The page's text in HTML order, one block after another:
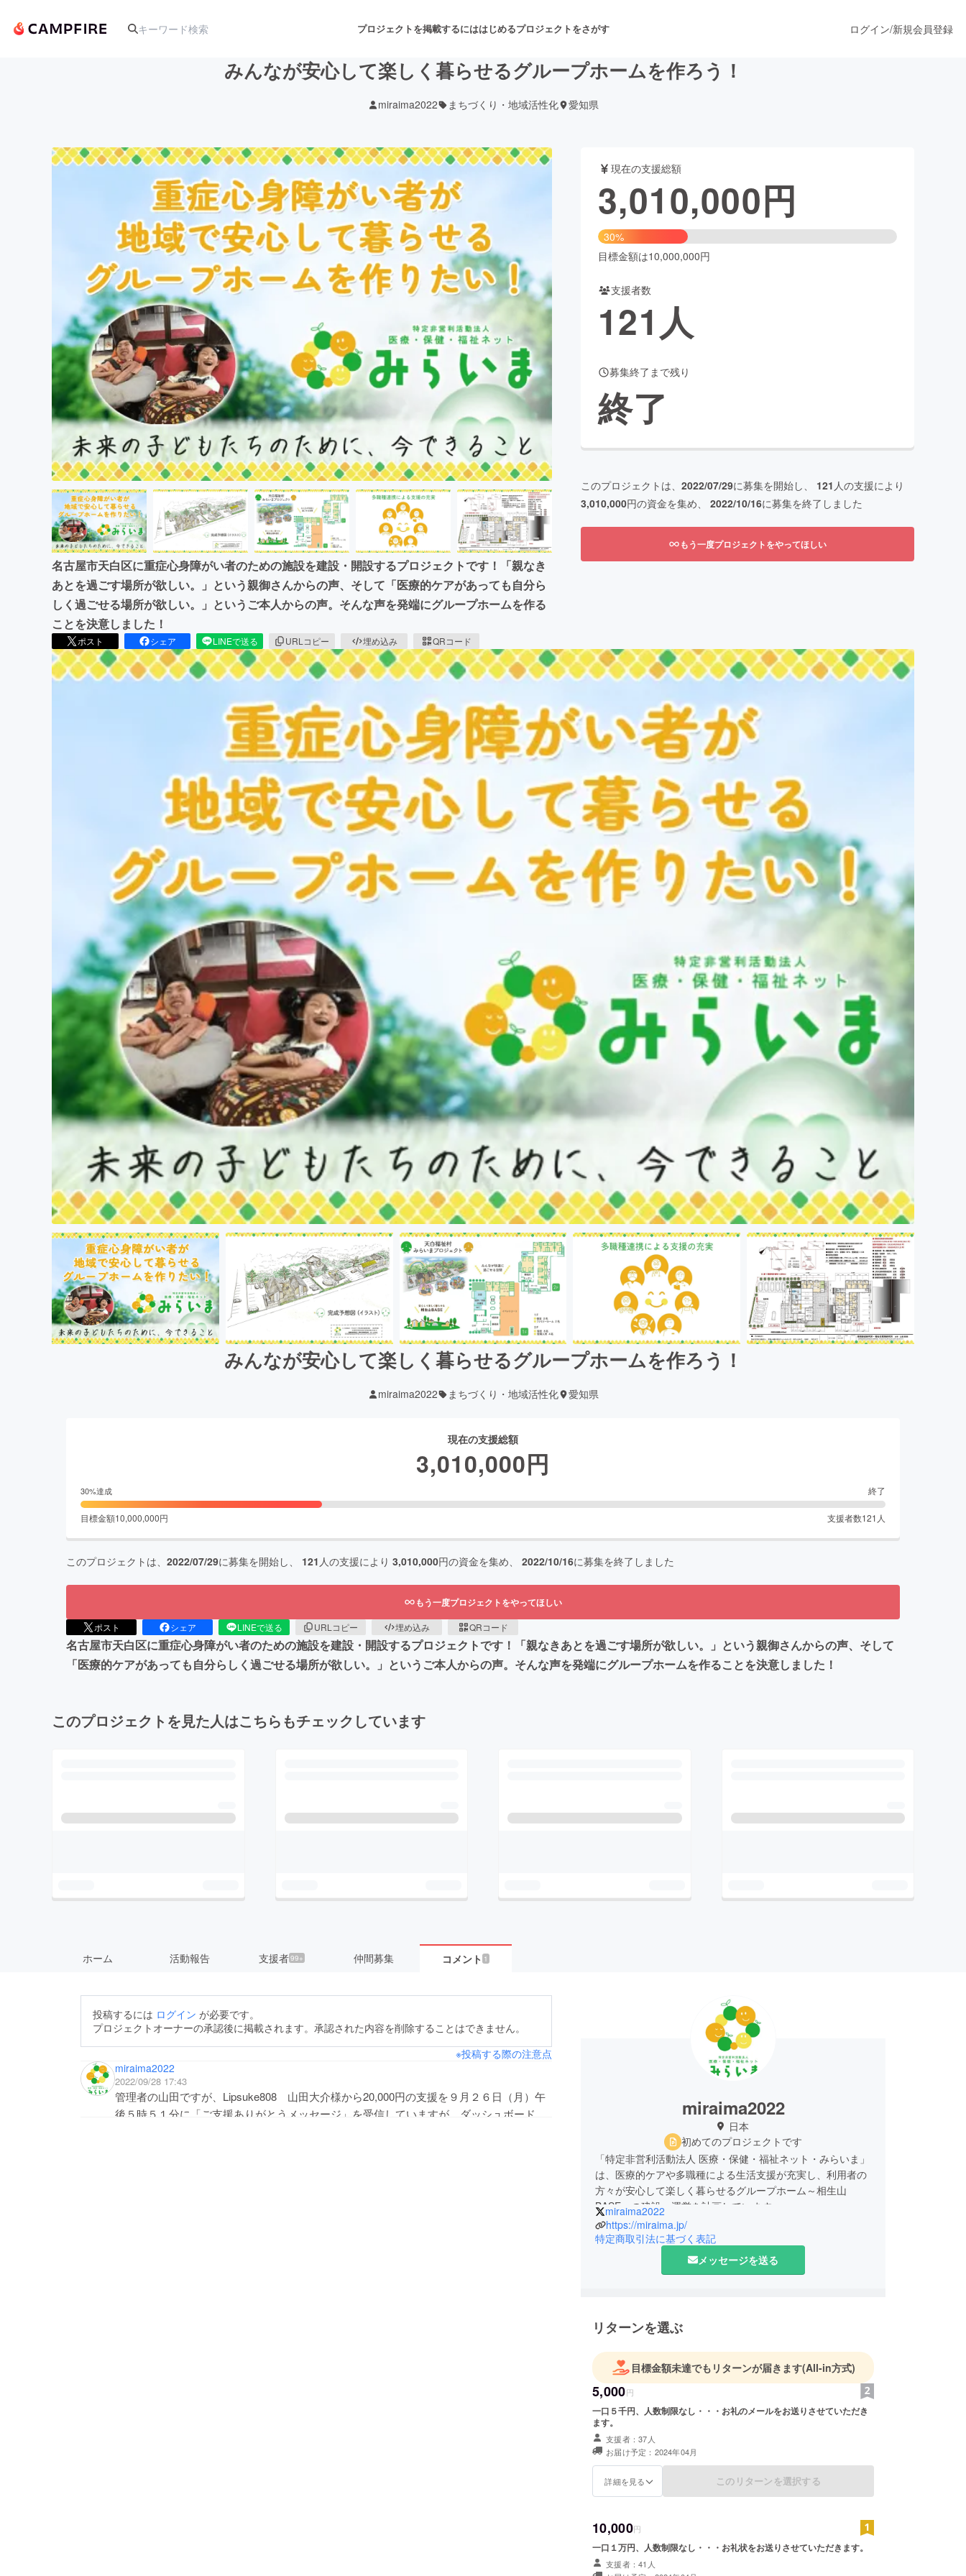
プロジェクトを掲載するにははじめるプロジェクトをさがす
アート・写真 音楽 舞台・パフォーマンス
テクノロジー・ガジェット ゲーム・サービス開発 ファッション
映像・映画 書籍・雑誌出版
ビジネス・起業 チャレンジ ビューティー・ヘルスケア
まちづくり・地域活性化
CAMPFIRE for Social Good
CAMPFIRE Creation
CAMPFIREふるさと納税
machi-ya コミュニティ
ログイン/新規会員登録
みんなが安心して楽しく暮らせるグループホームを作ろう！
miraima2022 まちづくり・地域活性化 愛知県
名古屋市天白区に重症心身障がい者のための施設を建設・開設するプロジェクトです！「親なき
あとを過ごす場所が欲しい。」という親御さんからの声、そして「医療的ケアがあっても自分ら
しく過ごせる場所が欲しい。」というご本人からの声。そんな声を発端にグループホームを作る
ことを決意しました！
ポスト シェア LINEで送る URLコピー 埋め込み QRコード
現在の支援総額
3,010,000円
30%
目標金額は10,000,000円
支援者数
121人
募集終了まで残り
終了
このプロジェクトは、 2022/07/29に募集を開始し、 121 人の支援により
3,010,000円の資金を集め、 2022/10/16に募集を終了しました
もう一度プロジェクトをやってほしい
みんなが安心して楽しく暮らせるグループホームを作ろう！
miraima2022 まちづくり・地域活性化 愛知県
現在の支援総額
3,010,000円
30%達成 終了
目標金額10,000,000円 支援者数121 人
このプロジェクトは、 2022/07/29に募集を開始し、 121 人の支援により 3,010,000円の資金を集め、 2022/10/16に募集を終了しました
もう一度プロジェクトをやってほしい
ポスト シェア LINEで送る URLコピー 埋め込み QRコード
名古屋市天白区に重症心身障がい者のための施設を建設・開設するプロジェクトです！「親なきあとを過ごす場所が欲しい。」という親御さんからの声、そして
「医療的ケアがあっても自分らしく過ごせる場所が欲しい。」というご本人からの声。そんな声を発端にグループホームを作ることを決意しました！
このプロジェクトを見た人はこちらもチェックしています
ホーム 活動報告 支援者99+ 仲間募集 コメント 1
投稿するには ログイン が必要です。
プロジェクトオーナーの承認後に掲載されます。承認された内容を削除することはできません。
※投稿する際の注意点
miraima2022
2022/09/28 17:43
管理者の山田ですが、Lipsuke808 山田大介様から20,000円の支援を９月２６日（月）午
後５時５１分に「ご支援ありがとうメッセージ」を受信していますが、ダッシュボードに
miraima2022
日本
初めてのプロジェクトです
「特定非営利活動法人 医療・保健・福祉ネット・みらいま」
は、医療的ケアや多職種による生活支援が充実し、利用者の
方々が安心して楽しく暮らせるグループホーム～相生山
BASE～の建設・運営を計画しています。
さまざまな機関のご協力を得つつ、令和５年建設、令和6年
開設をめざしています。
施設建設・開設のための資金を集めております。
miraima2022
https://miraima.jp/
特定商取引法に基づく表記
メッセージを送る
リターンを選ぶ
目標金額未達でもリターンが届きます(All-in方式)
5,000円
一口５千円、人数制限なし・・・お礼のメールをお送りさせていただき
ます。
支援者：37人
お届け予定：2024年04月
詳細を見る このリターンを選択する
10,000円
一口１万円、人数制限なし・・・お礼状をお送りさせていただきます。
支援者：41人